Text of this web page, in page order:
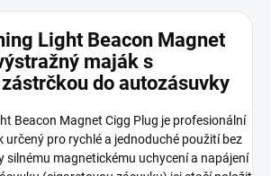
Light Beacon Magnet
maják s
do autozásuvky
Beacon Magnet Cigg Plug je profesionální
určený pro rychlé a jednoduché použití bez
silnému magnetickému uchycení a napájení